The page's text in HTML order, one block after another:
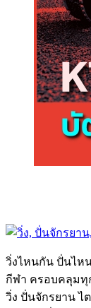
วิ่งไหนกัน ปั่นไห
กีฬา ครอบคลุมทุ
วิ่ง ปั่นจักรยาน ไ